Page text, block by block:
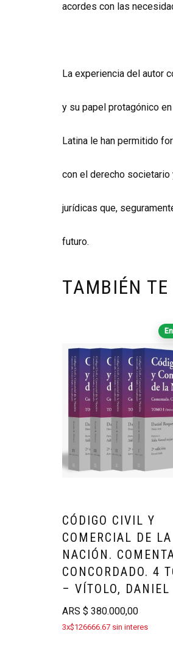
acordes con las
La experiencia del autor
y su papel protagónico
Latina le han permitido
con el derecho
jurídicas que,
futuro.
TAMBIÉN
CÓDIGO CIVIL Y
COMERCIAL DE LA
NACIÓN.
CONCORDADO. 4
– VÍTOLO, DANIEL
ARS $ 380.000,00
3x$126666.67 sin interes